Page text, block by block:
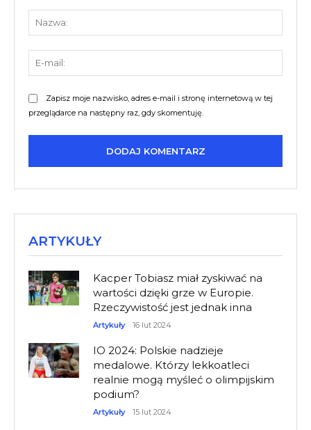
Zapisz moje nazwisko, adres e-mail i stronę internetową w tej
przeglądarce na następny raz, gdy skomentuję.
ARTYKUŁY
Kacper Tobiasz miał zyskiwać na
wartości dzięki grze w Europie.
Rzeczywistość jest jednak inna
Artykuły 16 lut 2024
IO 2024: Polskie nadzieje
medalowe. Którzy lekkoatleci
realnie mogą myśleć o olimpijskim
podium?
Artykuły 15 lut 2024